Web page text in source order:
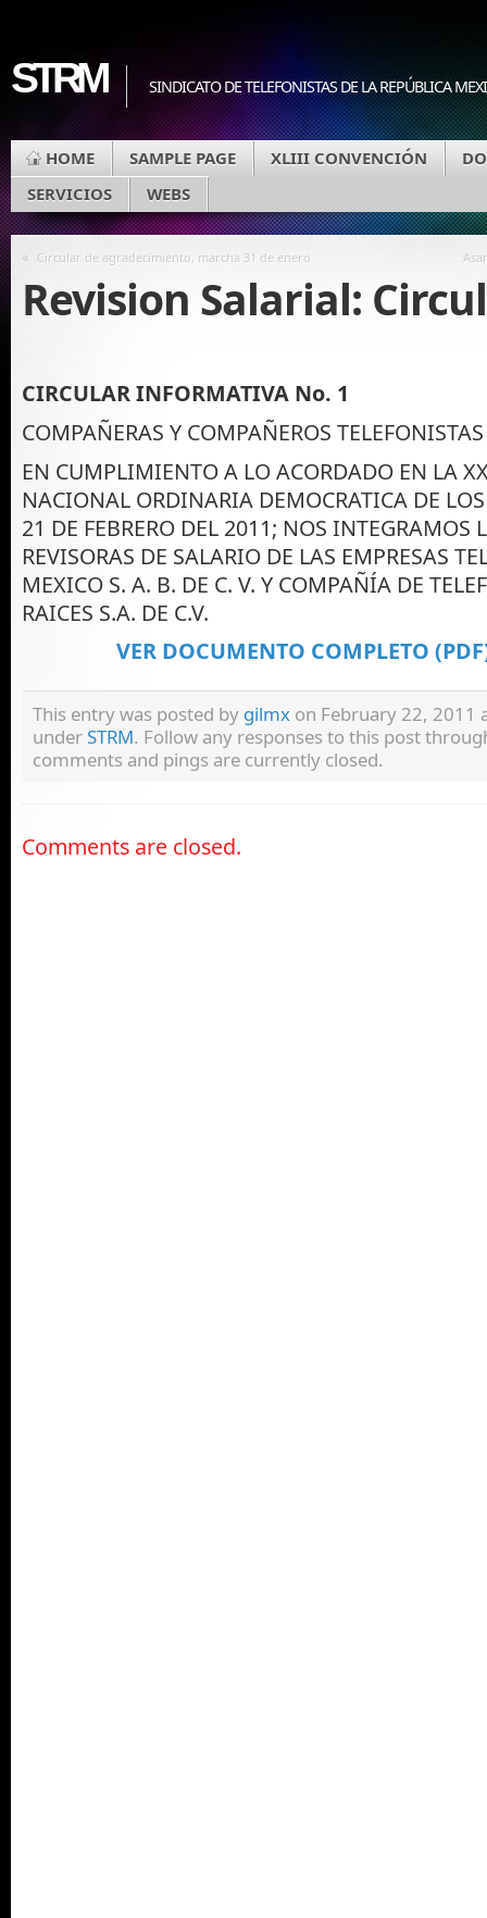
STRM SINDICATO DE TELEFONISTAS DE LA REPÚBLICA
HOME SAMPLE PAGE XLIII CONVENCIÓN
SERVICIOS
WEBS
« Circular de agradecimiento, marcha 31 de enero
Revision Salarial:
CIRCULAR INFORMATIVA No. 1
COMPAÑERAS Y COMPAÑEROS
EN CUMPLIMIENTO A LO ACORDADO EN LA
NACIONAL ORDINARIA DEMOCRATICA DE
21 DE FEBRERO DEL 2011; NOS INTEGRAMOS
REVISORAS DE SALARIO DE LAS EMPRESAS
MEXICO S. A. B. DE C. V. Y COMPAÑÍA DE
RAICES S.A. DE C.V.
VER DOCUMENTO COMPLETO
This entry was posted by gilmx on February 22, 2011
underSTRM. Follow any responses to this post
comments and pings are currently closed.
Comments are closed.